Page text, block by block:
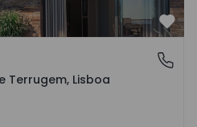
Lisboa
Terrugem, Lisboa